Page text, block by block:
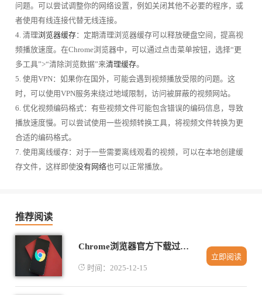
问题。可以尝试调整你的网络设置，例如关闭其他不必要的程序，或
者使用有线连接代替无线连接。
4. 清理浏览器缓存：定期清理浏览器缓存可以释放硬盘空间，提高视
频播放速度。在Chrome浏览器中，可以通过点击菜单按钮，选择“更
多工具”>“清除浏览数据”来清理缓存。
5. 使用VPN：如果你在国外，可能会遇到视频播放受限的问题。这
时，可以使用VPN服务来绕过地域限制，访问被屏蔽的视频网站。
6. 优化视频编码格式：有些视频文件可能包含错误的编码信息，导致
播放速度慢。可以尝试使用一些视频转换工具，将视频文件转换为更
合适的编码格式。
7. 使用离线缓存：对于一些需要离线观看的视频，可以在本地创建缓
存文件，这样即使没有网络也可以正常播放。
推荐阅读
Chrome浏览器官方下载过程中的常见错误提示
时间：2025-12-15
立即阅读